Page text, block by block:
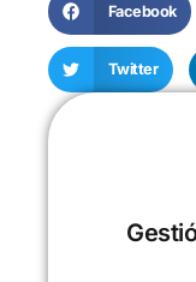
Facebook
Twitter